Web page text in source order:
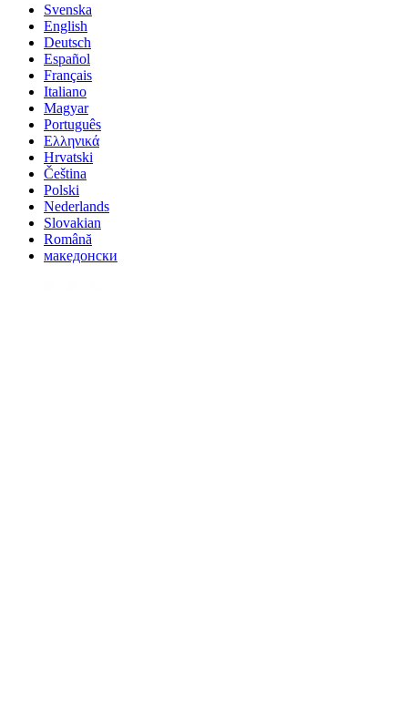
Svenska
English
Deutsch
Español
Français
Italiano
Magyar
Português
Ελληνικά
Hrvatski
Čeština
Polski
Nederlands
Slovakian
Română
македонски